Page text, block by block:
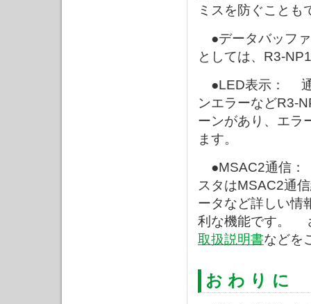
ミスを防ぐことも
●データバッフ
としては、R3-
●LED表示： 通
ンエラーなどR3-
ーンがあり、エラ
ます。
●MSAC2通信：
スタはMSAC2通
ータなど詳しい情
利な機能です。
取扱説明書などを
お わ り に